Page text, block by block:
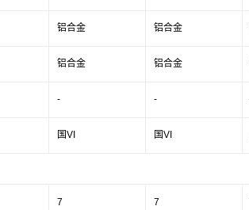
铝合金 铝合金
铝合金 铝合金
- -
国VI 国VI
7 7